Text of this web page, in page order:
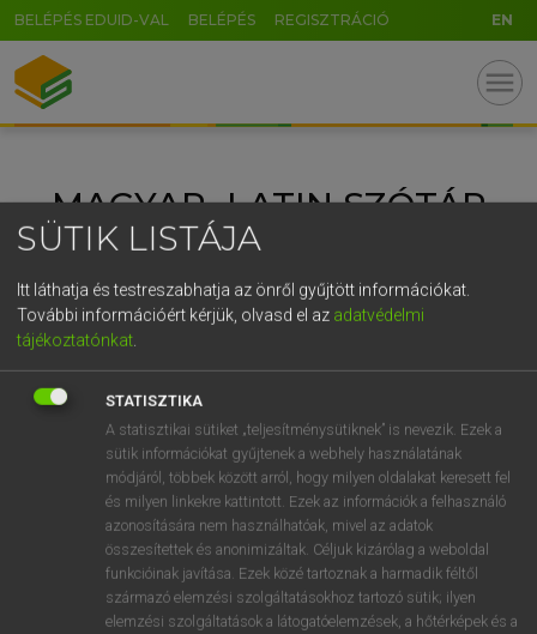
BELÉPÉS EDUID-VAL BELÉPÉS REGISZTRÁCIÓ EN
menu
MAGYAR−LATIN SZÓTÁR
SÜTIK LISTÁJA
Itt láthatja és testreszabhatja az önről gyűjtött információkat.
További információért kérjük, olvasd el az adatvédelmi
tájékoztatónkat
STATISZTIKA
A statisztikai sütiket „teljesítménysütiknek” is nevezik. Ezek a
sütik információkat gyűjtenek a webhely használatának
módjáról, többek között arról, hogy milyen oldalakat keresett fel
és milyen linkekre kattintott. Ezek az információk a felhasználó
azonosítására nem használhatóak, mivel az adatok
összesítettek és anonimizáltak. Céljuk kizárólag a weboldal
funkcióinak javítása. Ezek közé tartoznak a harmadik féltől
származó elemzési szolgáltatásokhoz tartozó sütik; ilyen
elemzési szolgáltatások a látogatóelemzések, a hőtérképek és a
GR
5
g h j k l é á ű Ω
v b n m ,